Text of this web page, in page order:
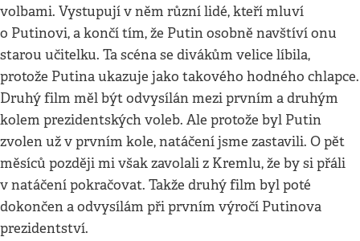
volbami. Vystupují v něm různí lidé, kteří mluví
o Putinovi, a končí tím, že Putin osobně navštíví onu
starou učitelku. Ta scéna se divákům velice líbila,
protože Putina ukazuje jako takového hodného chlapce.
Druhý film měl být odvysílán mezi prvním a druhým
kolem prezidentských voleb. Ale protože byl Putin
zvolen už v prvním kole, natáčení jsme zastavili. O pět
měsíců později mi však zavolali z Kremlu, že by si přáli
v natáčení pokračovat. Takže druhý film byl poté
dokončen a odvysílám při prvním výročí Putinova
prezidentství.